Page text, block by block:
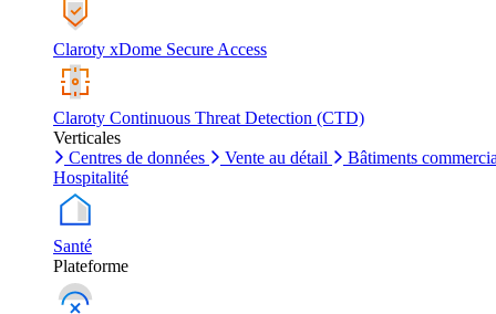
Claroty xDome Secure Access
Claroty Continuous Threat Detection (CTD)
Verticales
Centres de données
Vente au détail
Bâtiments
Hospitalité
Santé
Plateforme